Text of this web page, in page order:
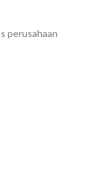
perusahaan